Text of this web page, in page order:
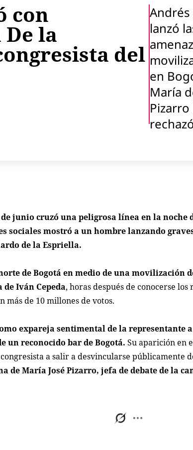
con
la
del
Andrés
lanzó
en
María
Pizarro
junio cruzó una peligrosa línea en la noche
sociales mostró a un hombre lanzando
de la Espriella.
de Bogotá en medio de una movilización
Iván Cepeda, horas después de conocerse los
más de 10 millones de votos.
expareja sentimental de la representante
un reconocido bar de Bogotá. Su aparición en
a salir a desvincularse públicamente
de María José Pizarro, jefa de debate de la